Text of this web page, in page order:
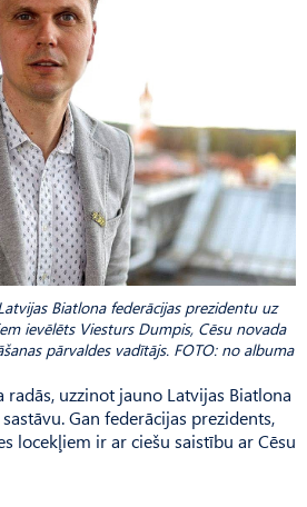
Biatlona federācijas prezidentu uz
ievēlēts Viesturs Dumpis, Cēsu novada
pārvaldes vadītājs. FOTO: no albuma
uzzinot jauno Latvijas Biatlona
Gan federācijas prezidents,
locekļiem ir ar ciešu saistību ar Cēsu